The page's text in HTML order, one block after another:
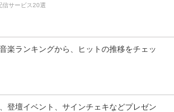
信サービス20選
楽ランキングから、ヒットの推移をチェッ
登壇イベント、サインチェキなどプレゼン